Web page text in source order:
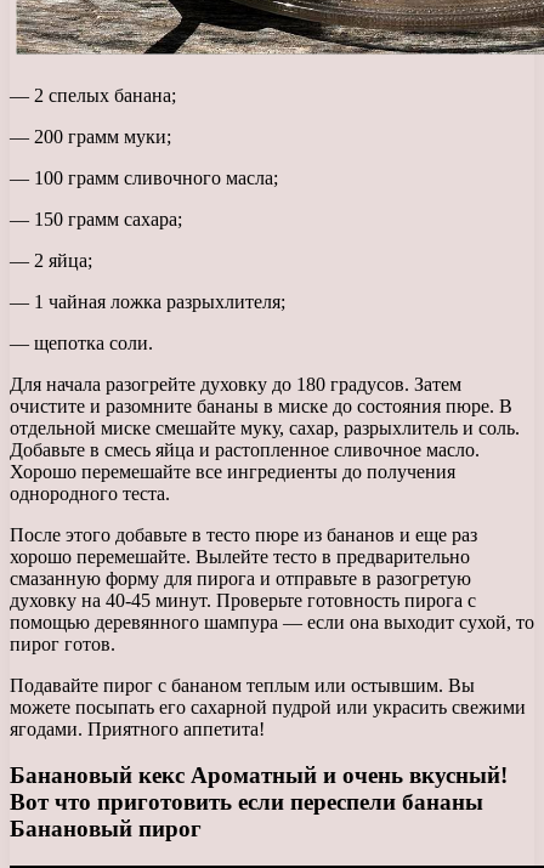
— 2 спелых банана;
— 200 грамм муки;
— 100 грамм сливочного масла;
— 150 грамм сахара;
— 2 яйца;
— 1 чайная ложка разрыхлителя;
— щепотка соли.
Для начала разогрейте духовку до 180 градусов. Затем
очистите и разомните бананы в миске до состояния пюре. В
отдельной миске смешайте муку, сахар, разрыхлитель и соль.
Добавьте в смесь яйца и растопленное сливочное масло.
Хорошо перемешайте все ингредиенты до получения
однородного теста.
После этого добавьте в тесто пюре из бананов и еще раз
хорошо перемешайте. Вылейте тесто в предварительно
смазанную форму для пирога и отправьте в разогретую
духовку на 40-45 минут. Проверьте готовность пирога с
помощью деревянного шампура — если она выходит сухой, то
пирог готов.
Подавайте пирог с бананом теплым или остывшим. Вы
можете посыпать его сахарной пудрой или украсить свежими
ягодами. Приятного аппетита!
Банановый кекс Ароматный и очень вкусный!
Вот что приготовить если переспели бананы
Банановый пирог